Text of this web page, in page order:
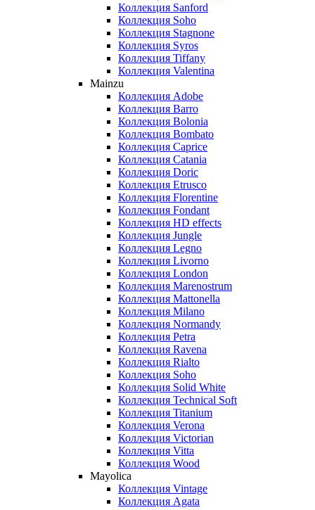
Коллекция Sanford
Коллекция Soho
Коллекция Stagnone
Коллекция Syros
Коллекция Tiffany
Коллекция Valentina
Mainzu
Коллекция Adobe
Коллекция Barro
Коллекция Bolonia
Коллекция Bombato
Коллекция Caprice
Коллекция Catania
Коллекция Doric
Коллекция Etrusco
Коллекция Florentine
Коллекция Fondant
Коллекция HD effects
Коллекция Jungle
Коллекция Legno
Коллекция Livorno
Коллекция London
Коллекция Marenostrum
Коллекция Mattonella
Коллекция Milano
Коллекция Normandy
Коллекция Petra
Коллекция Ravena
Коллекция Rialto
Коллекция Soho
Коллекция Solid White
Коллекция Technical Soft
Коллекция Titanium
Коллекция Verona
Коллекция Victorian
Коллекция Vitta
Коллекция Wood
Mayolica
Коллекция Vintage
Коллекция Agata